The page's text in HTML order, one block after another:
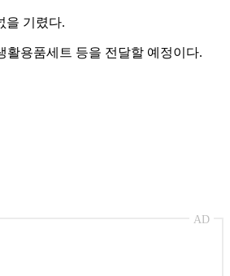
을 기렸다.
활용품세트 등을 전달할 예정이다.
AD